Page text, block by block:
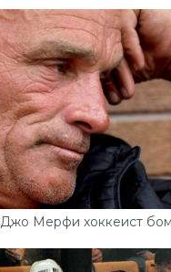
Джо Мерфи хоккеист